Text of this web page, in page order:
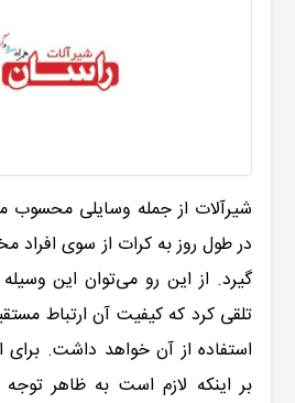
شیرآلات از جمله وسایلی
در طول روز به کرات از سوی افراد
گیرد. از این رو می‌توان این
تلقی کرد که کیفیت آن ارتباط
استفاده از آن خواهد داشت. برای
بر اینکه لازم است به ظاهر